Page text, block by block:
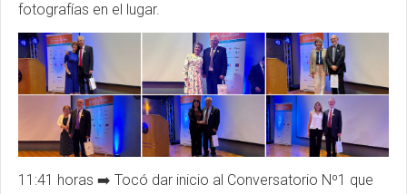
fotografías en el lugar.
11:41 horas ➡️ Tocó dar inicio al Conversatorio Nº1 que